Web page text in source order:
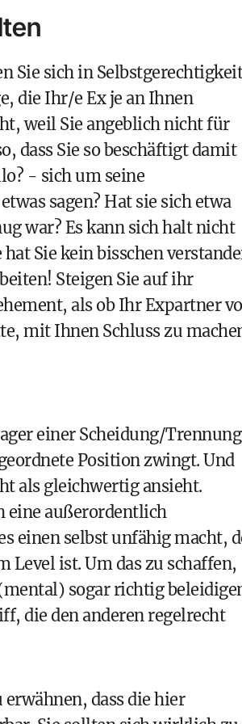
Sie sich in Selbstgerechtigkeit
die Ihr/e Ex je an Ihnen
weil Sie angeblich nicht für
dass Sie so beschäftigt damit
- sich um seine
sagen? Hat sie sich etwa
war? Es kann sich halt nicht
Sie kein bisschen
Steigen Sie auf ihr
als ob Ihr Expartner
mit Ihnen Schluss zu
einer Scheidung/
Position zwingt. Und
als gleichwertig ansieht.
eine außerordentlich
einen selbst unfähig macht,
Level ist. Um das zu schaffen,
sogar richtig
die den anderen regelrecht
dass die hier